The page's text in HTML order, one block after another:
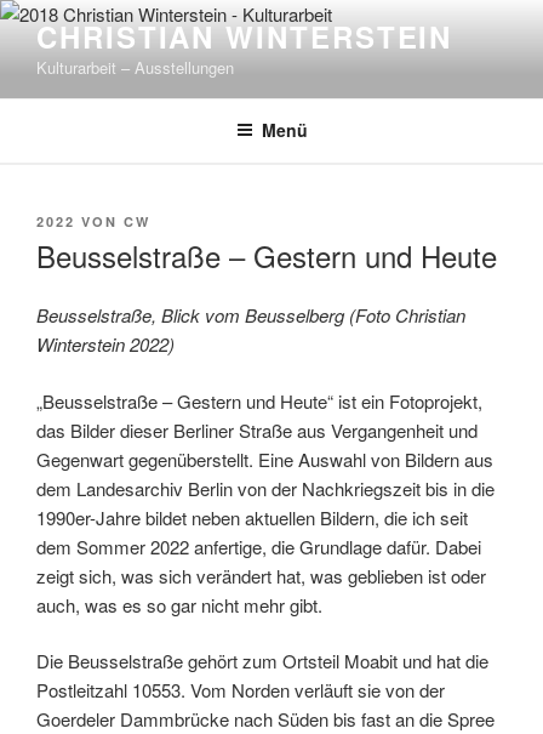
Zum
Inhalt
springen
CHRISTIAN WINTERSTEIN
Kulturarbeit – Ausstellungen
Menü
VERÖFFENTLICHT
2022 VON CW
Beusselstraße – Gestern und Heute
Beusselstraße, Blick vom Beusselberg (Foto Christian
Winterstein 2022)
„Beusselstraße – Gestern und Heute“ ist ein Fotoprojekt,
das Bilder dieser Berliner Straße aus Vergangenheit und
Gegenwart gegenüberstellt. Eine Auswahl von Bildern aus
dem Landesarchiv Berlin von der Nachkriegszeit bis in die
1990er-Jahre bildet neben aktuellen Bildern, die ich seit
dem Sommer 2022 anfertige, die Grundlage dafür. Dabei
zeigt sich, was sich verändert hat, was geblieben ist oder
auch, was es so gar nicht mehr gibt.
Die Beusselstraße gehört zum Ortsteil Moabit und hat die
Postleitzahl 10553. Vom Norden verläuft sie von der
Goerdeler Dammbrücke nach Süden bis fast an die Spree